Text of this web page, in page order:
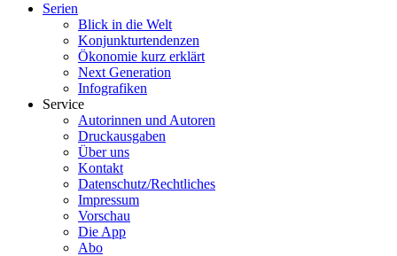
Serien
Blick in die Welt
Konjunkturtendenzen
Ökonomie kurz erklärt
Next Generation
Infografiken
Service
Autorinnen und Autoren
Druckausgaben
Über uns
Kontakt
Datenschutz/Rechtliches
Impressum
Vorschau
Die App
Abo